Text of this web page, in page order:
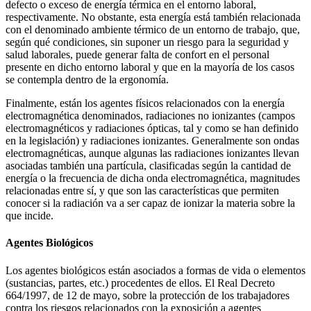
defecto o exceso de energía térmica en el entorno laboral,
respectivamente. No obstante, esta energía está también relacionada
con el denominado ambiente térmico de un entorno de trabajo, que,
según qué condiciones, sin suponer un riesgo para la seguridad y
salud laborales, puede generar falta de confort en el personal
presente en dicho entorno laboral y que en la mayoría de los casos
se contempla dentro de la ergonomía.
Finalmente, están los agentes físicos relacionados con la energía
electromagnética denominados, radiaciones no ionizantes (campos
electromagnéticos y radiaciones ópticas, tal y como se han definido
en la legislación) y radiaciones ionizantes. Generalmente son ondas
electromagnéticas, aunque algunas las radiaciones ionizantes llevan
asociadas también una partícula, clasificadas según la cantidad de
energía o la frecuencia de dicha onda electromagnética, magnitudes
relacionadas entre sí, y que son las características que permiten
conocer si la radiación va a ser capaz de ionizar la materia sobre la
que incide.
Agentes Biológicos
Los agentes biológicos están asociados a formas de vida o elementos
(sustancias, partes, etc.) procedentes de ellos. El Real Decreto
664/1997, de 12 de mayo, sobre la protección de los trabajadores
contra los riesgos relacionados con la exposición a agentes